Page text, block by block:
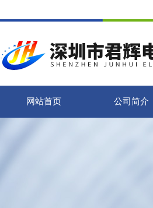
网站首页 公司简介